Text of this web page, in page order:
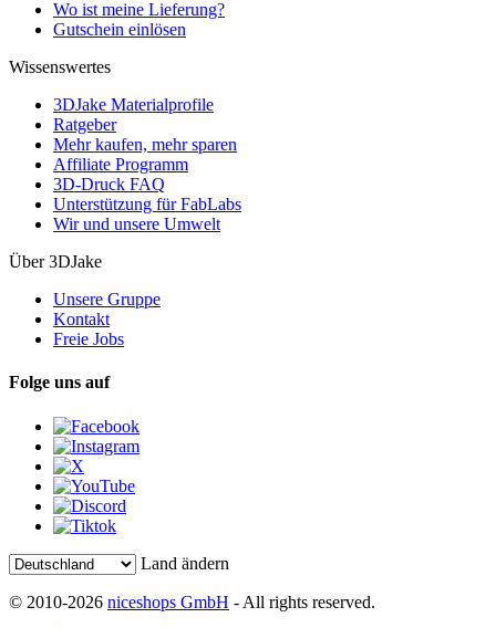
Wo ist meine Lieferung?
Gutschein einlösen
Wissenswertes
3DJake Materialprofile
Ratgeber
Mehr kaufen, mehr sparen
Affiliate Programm
3D-Druck FAQ
Unterstützung für FabLabs
Wir und unsere Umwelt
Über 3DJake
Unsere Gruppe
Kontakt
Freie Jobs
Folge uns auf
Land ändern
© 2010-2026 niceshops GmbH - All rights reserved.